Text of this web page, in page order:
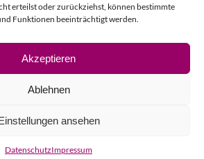
erteilst oder zurückziehst, können bestimmte
Funktionen beeinträchtigt werden.
Akzeptieren
Ablehnen
ansehen
DatenschutzImpressum
© 2026 Linda Vierecke.